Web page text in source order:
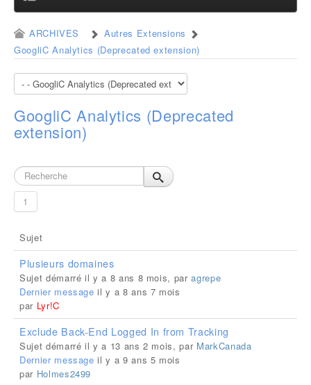
ARCHIVES
Autres Extensions
GoogliC Analytics (Deprecated extension)
GoogliC Analytics (Deprecated
extension)
1
Sujet
Plusieurs domaines
Sujet démarré il y a 8 ans 8 mois, paragrepe
Dernier message il y a 8 ans 7 mois
par Lyr!C
Exclude Back-End Logged In from Tracking
Sujet démarré il y a 13 ans 2 mois, par MarkCanada
Dernier message il y a 9 ans 5 mois
par Holmes2499